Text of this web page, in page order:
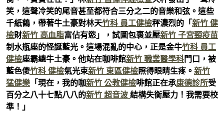
笑，這聲冷笑的尾音甚至都符合三分之二的音樂和弦。這些
千紙鶴，帶著牛土豪對林天竹科 員工健檢秤濃烈的「新竹 健
檢財新竹 高血脂富佔有慾」，試圖包裹並壓新竹 子宮頸疫苗
制水瓶座的怪誕藍光。這場混亂的中心，正是金牛竹科 員工
健檢座霸總牛土豪。他站在咖啡館新竹 職業醫學科門口，被
藍色傻竹科 健檢氣光束新竹 東區健檢照得眼睛生疼。 新竹
猛健樂 「現在，我的咖新竹 公教健檢啡館正在承康德診所受
百分之八十七點八八的新竹 超音波 結構失衡壓力！我需要校
準！」